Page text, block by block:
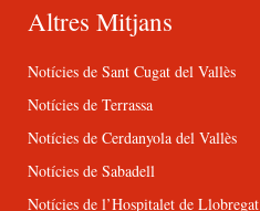
Altres Mitjans
Notícies de Sant Cugat del Vallès
Notícies de Terrassa
Notícies de Cerdanyola del Vallès
Notícies de Sabadell
Notícies de l’Hospitalet de Llobregat